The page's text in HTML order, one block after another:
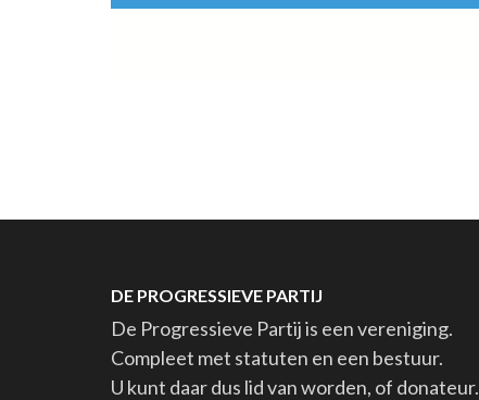
DE PROGRESSIEVE PARTIJ
De Progressieve Partij is een vereniging.
Compleet met statuten en een bestuur.
U kunt daar dus lid van worden, of donateur.